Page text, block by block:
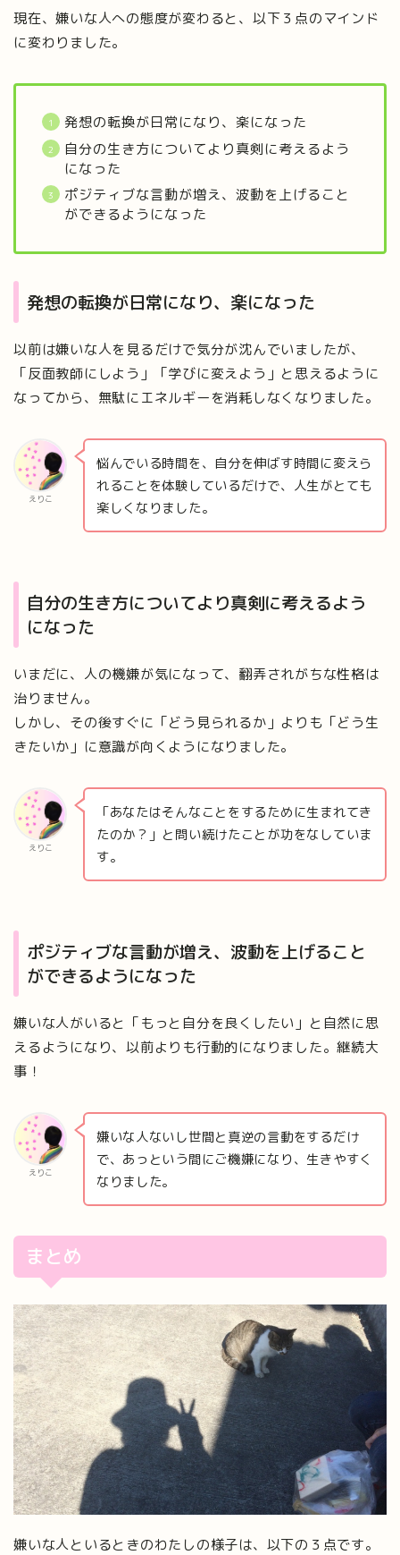
現在、嫌いな人への態度が変わると、以下３点のマインド
に変わりました。
発想の転換が日常になり、楽になった
自分の生き方についてより真剣に考えるよう
になった
ポジティブな言動が増え、波動を上げること
ができるようになった
発想の転換が日常になり、楽になった
以前は嫌いな人を見るだけで気分が沈んでいましたが、
「反面教師にしよう」「学びに変えよう」と思えるように
なってから、無駄にエネルギーを消耗しなくなりました。
えりこ
悩んでいる時間を、自分を伸ばす時間に変えら
れることを体験しているだけで、人生がとても
楽しくなりました。
自分の生き方についてより真剣に考えるよう
になった
いまだに、人の機嫌が気になって、翻弄されがちな性格は
治りません。
しかし、その後すぐに「どう見られるか」よりも「どう生
きたいか」に意識が向くようになりました。
えりこ
「あなたはそんなことをするために生まれてき
たのか？」と問い続けたことが功をなしていま
す。
ポジティブな言動が増え、波動を上げること
ができるようになった
嫌いな人がいると「もっと自分を良くしたい」と自然に思
えるようになり、以前よりも行動的になりました。継続大
事！
えりこ
嫌いな人ないし世間と真逆の言動をするだけ
で、あっという間にご機嫌になり、生きやすく
なりました。
まとめ
嫌いな人といるときのわたしの様子は、以下の３点です。